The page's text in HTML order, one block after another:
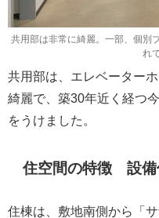
共用部は非常に綺麗。一部、個別
れ
共用部は、エレベーター
綺麗で、築30年近く経つ
をうけました。
住空間の特徴 設備
住棟は、敷地南側から「